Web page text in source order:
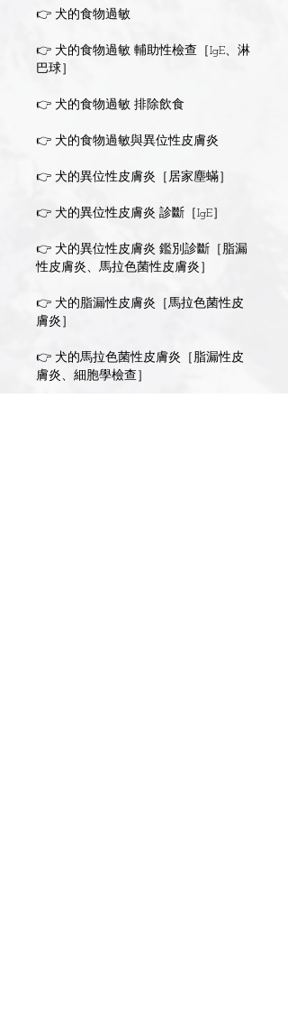
👉 犬的食物過敏
👉 犬的食物過敏 輔助性檢查［IgE、淋
巴球］
👉 犬的食物過敏 排除飲食
👉 犬的食物過敏與異位性皮膚炎
👉 犬的異位性皮膚炎［居家塵蟎］
👉 犬的異位性皮膚炎 診斷［IgE］
👉 犬的異位性皮膚炎 鑑別診斷［脂漏
性皮膚炎、馬拉色菌性皮膚炎］
👉 犬的脂漏性皮膚炎［馬拉色菌性皮
膚炎］
👉 犬的馬拉色菌性皮膚炎［脂漏性皮
膚炎、細胞學檢查］